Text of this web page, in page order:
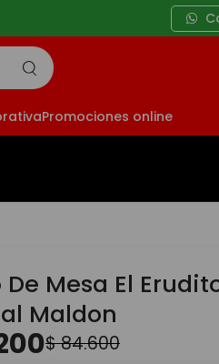
Promociones online
Mesa El
Maldon
$84.600